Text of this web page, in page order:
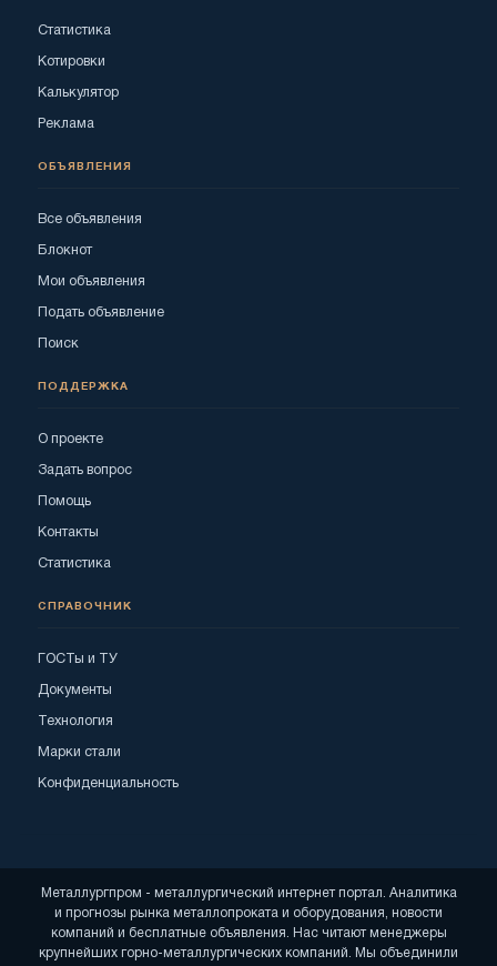
Статистика
Котировки
Калькулятор
Реклама
ОБЪЯВЛЕНИЯ
Все объявления
Блокнот
Мои объявления
Подать объявление
Поиск
ПОДДЕРЖКА
О проекте
Задать вопрос
Помощь
Контакты
Статистика
СПРАВОЧНИК
ГОСТы и ТУ
Документы
Технология
Марки стали
Конфиденциальность
Металлургпром - металлургический интернет портал. Аналитика
и прогнозы рынка металлопроката и оборудования, новости
компаний и бесплатные объявления. Нас читают менеджеры
крупнейших горно-металлургических компаний. Мы объединили